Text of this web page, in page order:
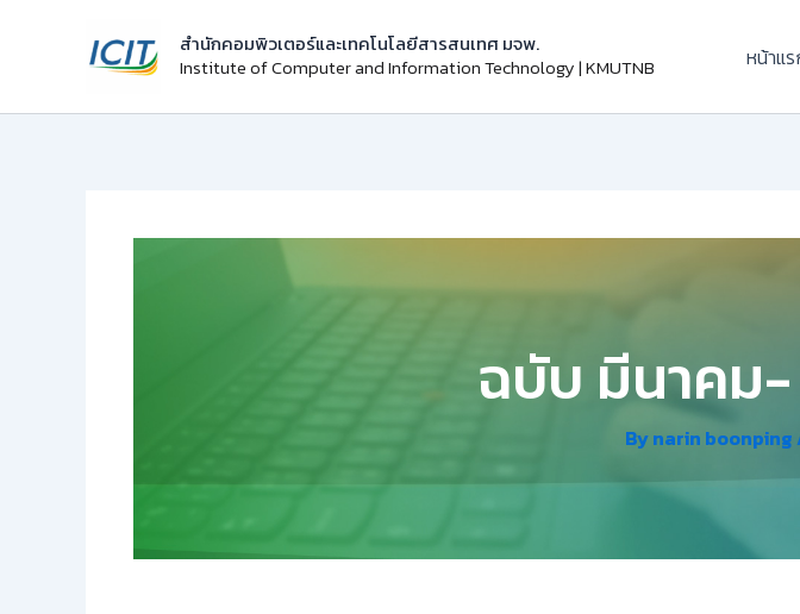
สำนักคอมพิวเตอร์และเทคโนโลยีสารสนเทศ มจพ.
Institute of Computer and Information Technology | KMUTNB
หน้าแ
ฉบับ มีนาคม-
Bynarin boonping